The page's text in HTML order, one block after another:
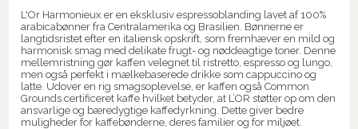
L'Or Harmonieux er en eksklusiv espressoblanding lavet af 100%
arabicabønner fra Centralamerika og Brasilien. Bønnerne er
langtidsristet efter en italiensk opskrift, som fremhæver en mild og
harmonisk smag med delikate frugt- og nøddeagtige toner. Denne
mellemristning gør kaffen velegnet til ristretto, espresso og lungo,
men også perfekt i mælkebaserede drikke som cappuccino og
latte. Udover en rig smagsoplevelse, er kaffen også Common
Grounds certificeret kaffe hvilket betyder, at L’OR støtter op om den
ansvarlige og bæredygtige kaffedyrkning. Dette giver bedre
muligheder for kaffebønderne, deres familier og for miljøet.